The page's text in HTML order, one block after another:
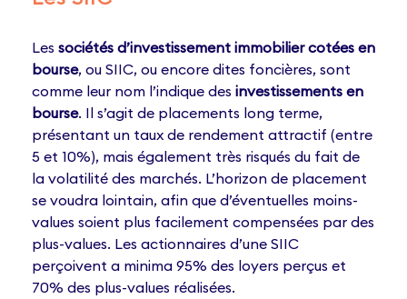
Les sociétés d’investissement immobilier cotées en
bourse, ou SIIC, ou encore dites foncières, sont
comme leur nom l’indique des investissements en
bourse. Il s’agit de placements long terme,
présentant un taux de rendement attractif (entre
5 et 10%), mais également très risqués du fait de
la volatilité des marchés. L’horizon de placement
se voudra lointain, afin que d’éventuelles moins-
values soient plus facilement compensées par des
plus-values. Les actionnaires d’une SIIC
perçoivent a minima 95% des loyers perçus et
70% des plus-values réalisées.